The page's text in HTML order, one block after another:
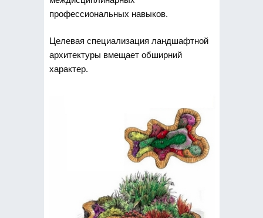
профессиональных навыков.
Целевая специализация ландшафтной
архитектуры вмещает обширний
характер.